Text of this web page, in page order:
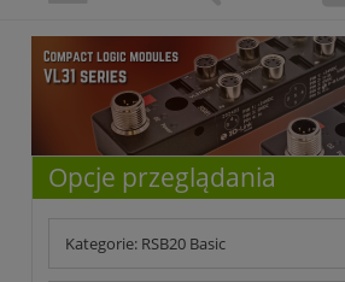
Opcje przeglądania
Kategorie: RSB20 Basic